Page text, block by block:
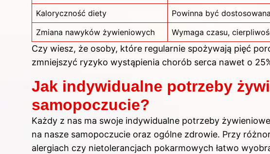
Kaloryczność diety
Powinna być
Zmiana nawyków żywieniowych
Wymaga czasu,
Czy wiesz, że osoby, które regularnie spożywają pięć
zmniejszyć ryzyko wystąpienia chorób serca nawet o
Jak indywidualne potrzeby
samopoczucie?
Każdy z nas ma swoje indywidualne potrzeby
na nasze samopoczucie oraz ogólne zdrowie. Przy
alergiach czy nietolerancjach pokarmowych łatwo